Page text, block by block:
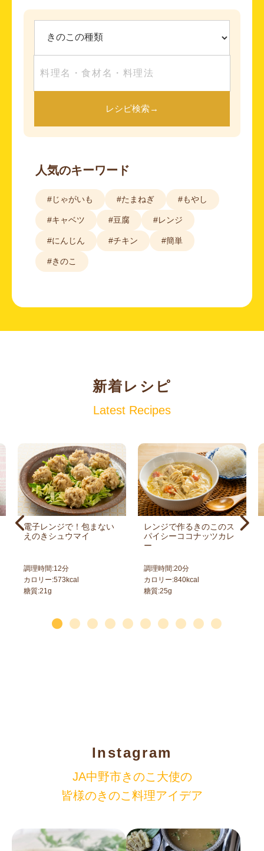
レシピ検索→
人気のキーワード
#じゃがいも #たまねぎ #もやし
#キャベツ #豆腐 #レンジ
#にんじん #チキン #簡単
#きのこ
新着レシピ
Latest Recipes
電子レンジで！包まない
えのきシュウマイ
調理時間:12分
カロリー:573kcal
糖質:21 g
レンジで作るきのこのス
パイシーココナッツカレ
ー
調理時間:20分
カロリー:840kcal
糖質:25g
Instagram
JA中野市きのこ大使の
皆様のきのこ料理アイデア